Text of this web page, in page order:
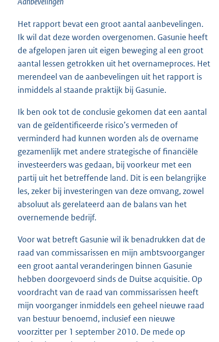
Het rapport bevat een groot aantal aanbevelingen.
Ik wil dat deze worden overgenomen. Gasunie heeft
de afgelopen jaren uit eigen beweging al een groot
aantal lessen getrokken uit het overnameproces. Het
merendeel van de aanbevelingen uit het rapport is
inmiddels al staande praktijk bij Gasunie.
Ik ben ook tot de conclusie gekomen dat een aantal
van de geïdentificeerde risico’s vermeden of
verminderd had kunnen worden als de overname
gezamenlijk met andere strategische of financiële
investeerders was gedaan, bij voorkeur met een
partij uit het betreffende land. Dit is een belangrijke
les, zeker bij investeringen van deze omvang, zowel
absoluut als gerelateerd aan de balans van het
overnemende bedrijf.
Voor wat betreft Gasunie wil ik benadrukken dat de
raad van commissarissen en mijn ambtsvoorganger
een groot aantal veranderingen binnen Gasunie
hebben doorgevoerd sinds de Duitse acquisitie. Op
voordracht van de raad van commissarissen heeft
mijn voorganger inmiddels een geheel nieuwe raad
van bestuur benoemd, inclusief een nieuwe
voorzitter per 1 september 2010. De mede op